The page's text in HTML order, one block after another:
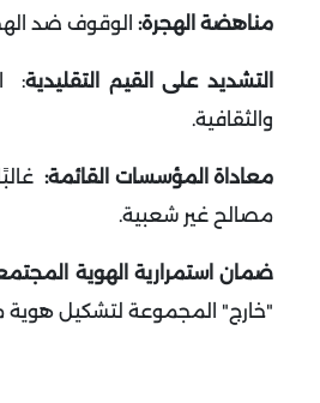
مناهضة الهجرة: الوقوف ضد
التشديد على القيم التقليدية:
والثقافية.
معاداة المؤسسات القائمة:
مصالح غير شعبية.
ضمان استمرارية الهوية
"خارج" المجموعة لتشكيل